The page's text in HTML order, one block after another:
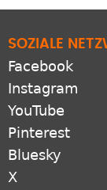
SOZIALE
Facebook
Instagram
YouTube
Pinterest
Bluesky
X